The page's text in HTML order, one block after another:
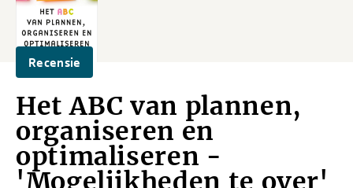
Recensie
Het ABC van plannen,
organiseren en
optimaliseren -
'Mogelijkheden te over'